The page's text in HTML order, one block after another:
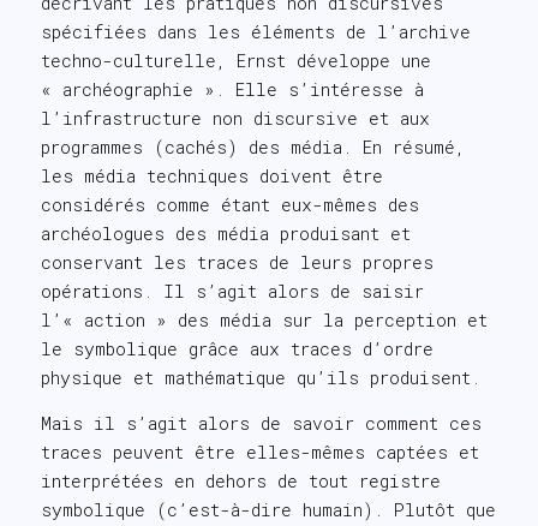
spécifiées dans les éléments de l’archive
techno-culturelle, Ernst développe une
« archéographie ». Elle s’intéresse à
l’infrastructure non discursive et aux
programmes (cachés) des média. En résumé,
les média techniques doivent être
considérés comme étant eux-mêmes des
archéologues des média produisant et
conservant les traces de leurs propres
opérations. Il s’agit alors de saisir
l’« action » des média sur la perception et
le symbolique grâce aux traces d’ordre
physique et mathématique qu’ils produisent.
Mais il s’agit alors de savoir comment ces
traces peuvent être elles-mêmes captées et
interprétées en dehors de tout registre
symbolique (c’est-à-dire humain). Plutôt que